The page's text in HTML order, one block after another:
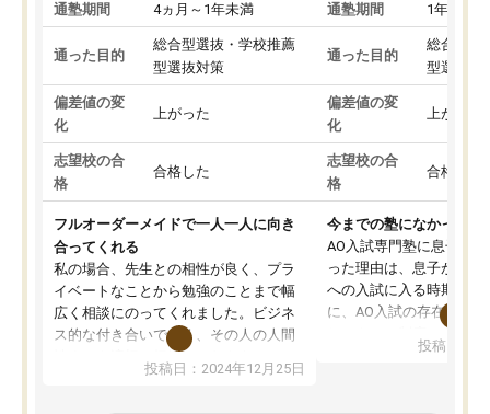
通塾期間 4ヵ月～1年未満
通った目的
総合型選抜・学校推薦
型選抜対策
偏差値の変
化
上がった
志望校の合
格
合格した
フルオーダーメイドで一人一人に向き
合ってくれる
私の場合、先生との相性が良く、プラ
イベートなことから勉強のことまで幅
広く相談にのってくれました。ビジネ
ス的な付き合いでなく、その人の人間
性までを適切に把握し、むきあってい
るなぁと強く感じることできました。
投稿日：2024年12月25日
通塾期間 1年以上
通った目的
総合型選
型選抜対
偏差値の変
化
上がった
志望校の合
格
合格した
今までの塾になかった
AO入試専門塾に息子を
った理由は、息子が高校
への入試に入る時期に差
に、AO入試の存在を息
たことから、AOIに入塾
投稿日：